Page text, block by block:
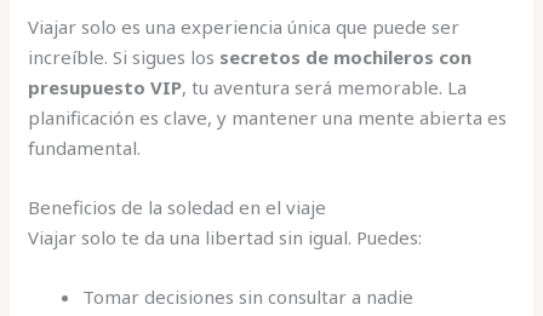
Viajar solo es una experiencia única que puede ser
increíble. Si sigues los secretos de mochileros con
presupuesto VIP, tu aventura será memorable. La
planificación es clave, y mantener una mente abierta es
fundamental.
Beneficios de la soledad en el viaje
Viajar solo te da una libertad sin igual. Puedes:
Tomar decisiones sin consultar a nadie